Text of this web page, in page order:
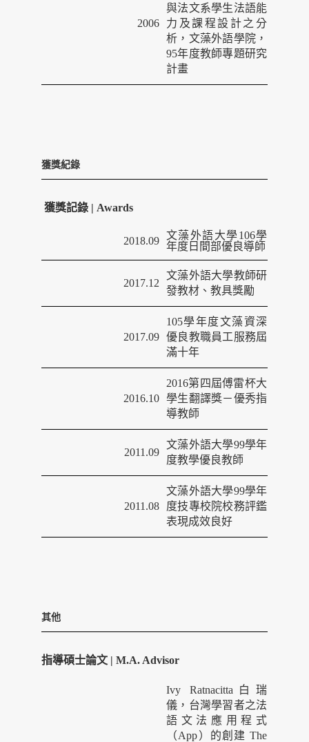
2006
與法文系學生法語能
力及課程設計之 分
析，文藻外語學院，
95年度教師專題研究
計畫
獲獎紀錄
獲獎記錄 | Awards
2018.09 文藻外語大學106學
年度日間部優良導師
2017.12
文藻外語大學教師研
發教材、教具獎勵
2017.09
105學年度文藻資深
優良教職員工服務屆
滿十年
2016.10
2016第四屆傅雷杯大
學生翻譯獎－優秀指
導教師
2011.09
文藻外語大學99學年
度教學優良教師
2011.08
文藻外語大學99學年
度技專校院校務評鑑
表現成效良好
其他
指導碩士論文 | M.A. Advisor
Ivy Ratnacitta白瑞
儀，台灣學習者之法
語文法應用程式
（App）的創建 The